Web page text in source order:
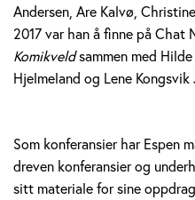
Andersen, Are Kalvø,
2017 var han å finne på Chat
Komikveldsammen med
Hjelmeland og Lene Kongsvik
Som konferansier har Espen
dreven konferansier og
sitt materiale for sine